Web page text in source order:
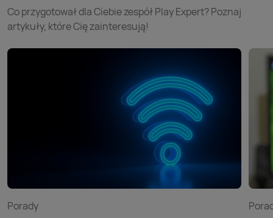
Co przygotował dla Ciebie zespół Play Expert? Poznaj
artykuły, które Cię zainteresują!
Porady